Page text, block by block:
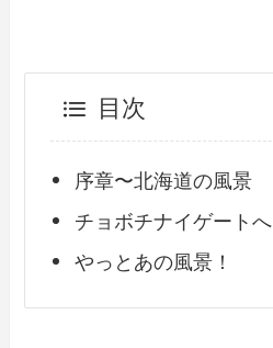
目次
序章〜北海道の風景
チョボチナイゲートへ
やっとあの風景！